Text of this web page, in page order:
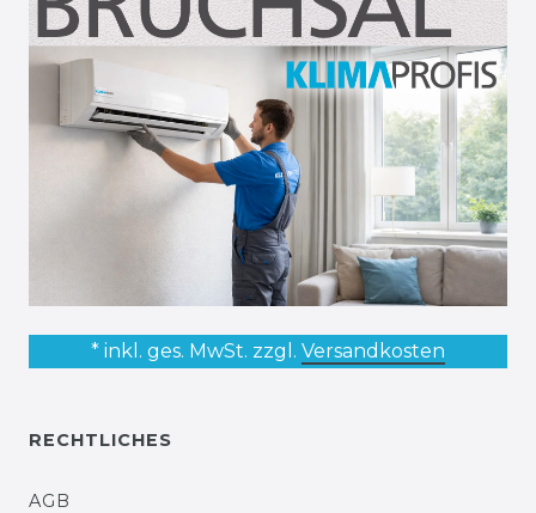
* inkl. ges. MwSt. zzgl. Versandkosten
RECHTLICHES
AGB